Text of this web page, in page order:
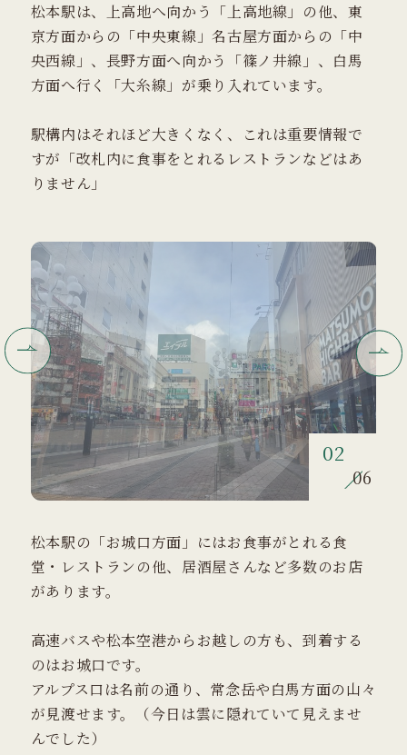
松本駅は、上高地へ向かう「上高地線」の他、東
京方面からの「中央東線」名古屋方面からの「中
央西線」、長野方面へ向かう「篠ノ井線」、白馬
方面へ行く「大糸線」が乗り入れています。
駅構内はそれほど大きくなく、これは重要情報で
すが「改札内に食事をとれるレストランなどはあ
りません」
03
06
松本駅の「お城口方面」にはお食事がとれる食
堂・レストランの他、居酒屋さんなど多数のお店
があります。
高速バスや松本空港からお越しの方も、到着する
のはお城口です。
アルプス口は名前の通り、常念岳や白馬方面の山々
が見渡せます。（今日は雲に隠れていて見えませ
んでした）